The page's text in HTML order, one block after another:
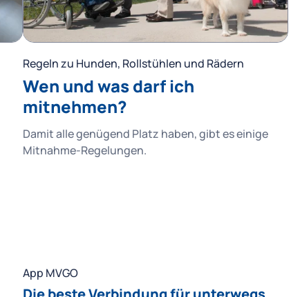
Regeln zu Hunden, Rollstühlen und Rädern
Wen und was darf ich
mitnehmen?
Damit alle genügend Platz haben, gibt es einige
Mitnahme-Regelungen.
App MVGO